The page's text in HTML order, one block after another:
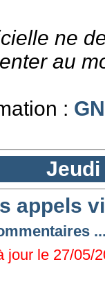
ne
au
:
Jeudi
appels
jour le 27/05/